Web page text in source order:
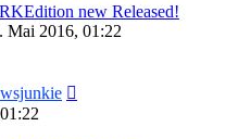
new Released!
Mai 2016, 01:22